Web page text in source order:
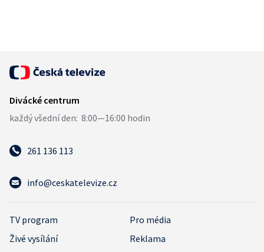
261 136 113
info@ceskatelevize.cz
TV program
Pro média
Živé vysílání
Reklama